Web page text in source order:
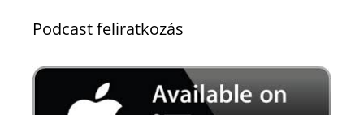
Podcast feliratkozás